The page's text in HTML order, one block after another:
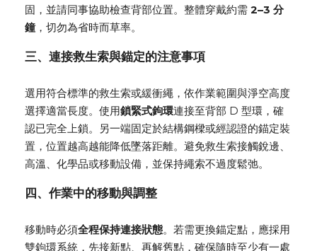
固，並請同事協助檢查背部位置。整體穿戴約需 2–3 分
鐘，切勿為省時而草率。
三、連接救生索與錨定的注意事項
選用符合標準的救生索或緩衝繩，依作業範圍與淨空高度
選擇適當長度。使用鎖緊式鉤環連接至背部 D 型環，確
認已完全上鎖。另一端固定於結構鋼樑或經認證的錨定裝
置，位置越高越能降低墜落距離。避免救生索接觸銳邊、
高溫、化學品或移動設備，並保持繩索不過度鬆弛。
四、作業中的移動與調整
移動時必須全程保持連接狀態。若需更換錨定點，應採用
雙鉤環系統，先接新點、再解舊點，確保隨時至少有一處